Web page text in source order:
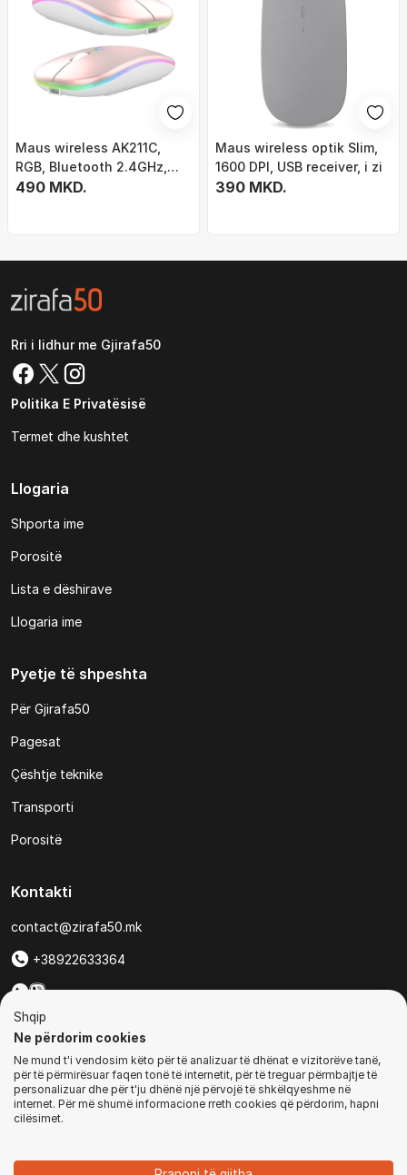
Maus wireless AK211C,
RGB, Bluetooth 2.4GHz,
rose gold
490 MKD.
Maus wireless optik Slim,
1600 DPI, USB receiver, i zi
390 MKD.
Rri i lidhur me Gjirafa50
Politika E Privatësisë
Termet dhe kushtet
Llogaria
Shporta ime
Porositë
Lista e dëshirave
Llogaria ime
Pyetje të shpeshta
Për Gjirafa50
Pagesat
Çështje teknike
Transporti
Porositë
Kontakti
contact@zirafa50.mk
+38922633364
Për kërkesa të ofertave:
b2b@zirafa50.mk
Jadranska Magistrala No. 86, Skopje, North Macedonia
© Të gjitha të drejtat e rezervuara
Shqip
Ne përdorim cookies
Ne mund t'i vendosim këto për të analizuar të dhënat e vizitorëve tanë,
për të përmirësuar faqen tonë të internetit, për të treguar përmbajtje të
personalizuar dhe për t'ju dhënë një përvojë të shkëlqyeshme në
internet. Për më shumë informacione rreth cookies që përdorim, hapni
cilësimet.